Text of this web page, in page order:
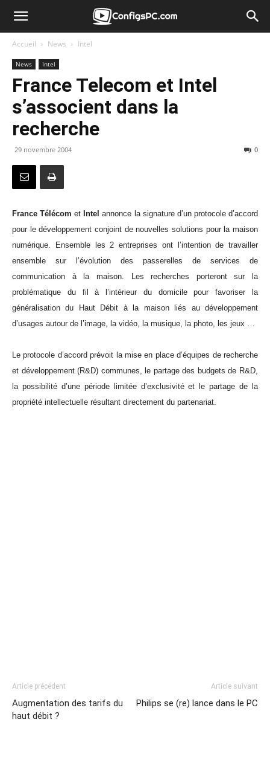
Accueil News Intel
News Intel
France Telecom et Intel
s’associent dans la
recherche
29 novembre 2004 0
France Télécom et Intel annonce la signature d’un protocole d’accord
pour le développement conjoint de nouvelles solutions pour la maison
numérique. Ensemble les 2 entreprises ont l’intention de travailler
ensemble sur l’évolution des passerelles de services de
communication à la maison. Les recherches porteront sur la
problématique du fil à l’intérieur du domicile pour favoriser la
généralisation du Haut Débit à la maison liés au développement
d’usages autour de l’image, la vidéo, la musique, la photo, les jeux …
Le protocole d’accord prévoit la mise en place d’équipes de recherche
et développement (R&D) communes, le partage des budgets de R&D,
la possibilité d’une période limitée d’exclusivité et le partage de la
propriété intellectuelle résultant directement du partenariat.
Article précédent
Augmentation des tarifs du
haut débit ?
Article suivant
Philips se (re) lance dans le PC